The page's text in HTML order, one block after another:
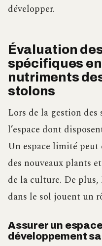
développer.
Évaluation
spécifiques
nutriments
stolons
Lors de la gestion des
l’espace dont
Un espace limité
des nouveaux plants
de la culture. De
dans le sol jouent un
Assurer un
développement